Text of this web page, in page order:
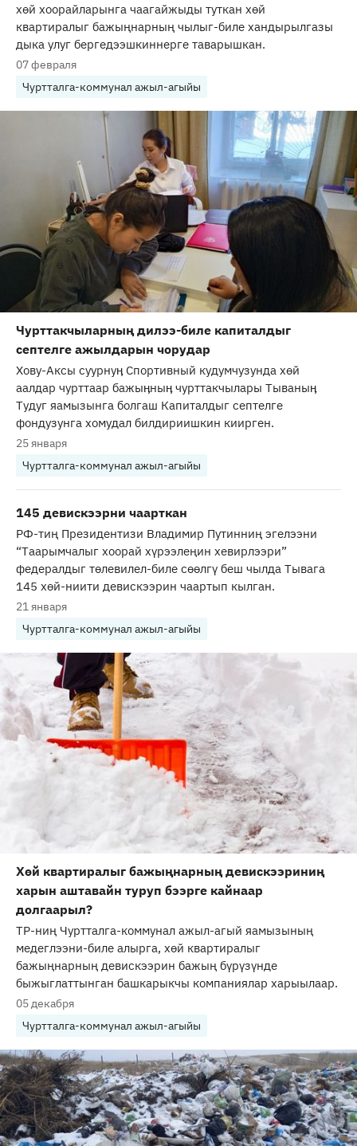
хөй хоорайларынга чаагайжыды туткан хөй
квартиралыг бажыңнарның чылыг-биле хандырылгазы
дыка улуг бергедээшкиннерге таварышкан.
07 февраля
Чуртталга-коммунал ажыл-агыйы
Чурттакчыларның дилээ-биле капиталдыг
септелге ажылдарын чорудар
Хову-Аксы суурнуӊ Спортивный кудумчузунда хѳй
аалдар чурттаар бажыӊныӊ чурттакчылары Тываныӊ
Тудуг яамызынга болгаш Капиталдыг септелге
фондузунга хомудал билдириишкин киирген.
25 января
Чуртталга-коммунал ажыл-агыйы
145 девискээрни чаарткан
РФ-тиң Президентизи Владимир Путинниң эгелээни
“Таарымчалыг хоорай хүрээлеңин хевирлээри”
федералдыг төлевилел-биле сөөлгү беш чылда Тывага
145 хөй-ниити девискээрин чаартып кылган.
21 января
Чуртталга-коммунал ажыл-агыйы
Хөй квартиралыг бажыңнарның девискээриниң
харын аштавайн туруп бээрге кайнаар
долгаарыл?
ТР-ниң Чуртталга-коммунал ажыл-агый яамызының
медеглээни-биле алырга, хөй квартиралыг
бажыңнарның девискээрин бажың бүрүзүнде
быжыглаттынган башкарыкчы компаниялар харыылаар.
05 декабря
Чуртталга-коммунал ажыл-агыйы